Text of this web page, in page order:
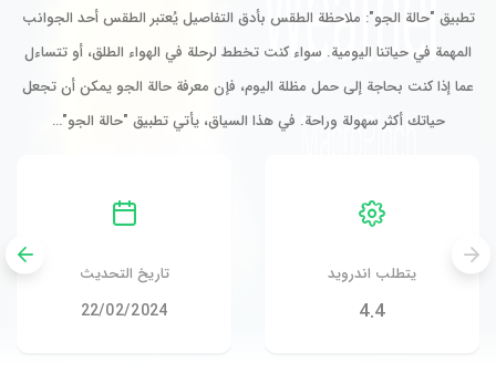
تطبيق "حالة الجو": ملاحظة الطقس بأدق التفاصيل يُعتبر الطقس أحد الجوانب
المهمة في حياتنا اليومية. سواء كنت تخطط لرحلة في الهواء الطلق، أو تتساءل
عما إذا كنت بحاجة إلى حمل مظلة اليوم، فإن معرفة حالة الجو يمكن أن تجعل
حياتك أكثر سهولة وراحة. في هذا السياق، يأتي تطبيق "حالة الجو"…
يتطلب اندرويد
4.4
تاريخ التحديث
22/02/2024